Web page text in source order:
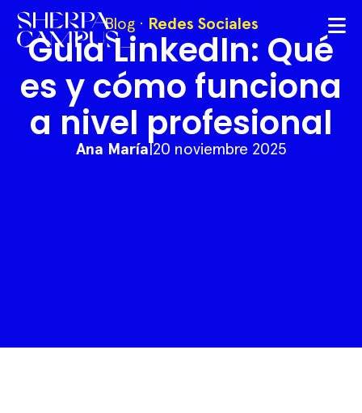
Blog· Redes Sociales
Guía LinkedIn: Qué
es y cómo funciona
a nivel profesional
Ana María 20 noviembre 2025